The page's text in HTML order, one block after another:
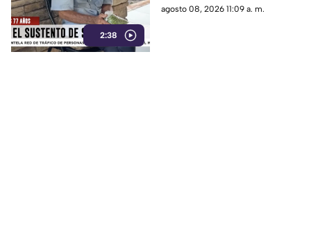
2:38
con dolor en las piernas y
agosto 08, 2026 11:09 a. m.